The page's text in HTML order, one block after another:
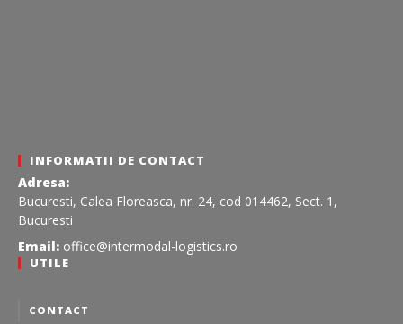
INFORMATII DE CONTACT
Adresa:
Bucuresti, Calea Floreasca, nr. 24, cod 014462, Sect. 1,
Bucuresti
Email: office@intermodal-logistics.ro
UTILE
CONTACT